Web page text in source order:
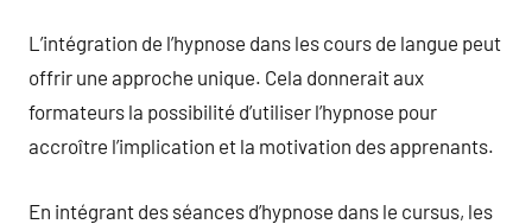
L’intégration de l’hypnose dans les cours de langue peut
offrir une approche unique. Cela donnerait aux
formateurs la possibilité d’utiliser l’hypnose pour
accroître l’implication et la motivation des apprenants.
En intégrant des séances d’hypnose dans le cursus, les